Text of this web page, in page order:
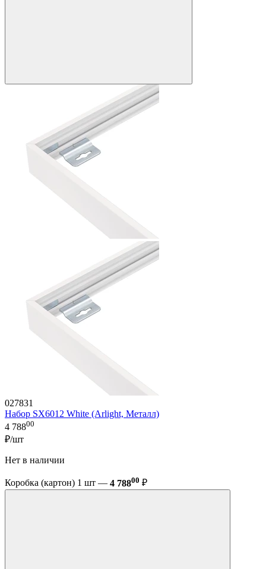
027831
Набор SX6012 White (Arlight, Металл)
4 78800
₽/шт
Нет в наличии
Коробка (картон) 1 шт — 4 78800 ₽